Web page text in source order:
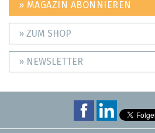
» MAGAZIN ABONNIEREN
» ZUM SHOP
» NEWSLETTER